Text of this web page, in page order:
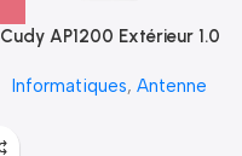
Cudy AP1200 Extérieur 1.0
Informatiques, Antenne